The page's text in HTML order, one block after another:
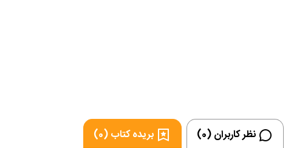
نظر کاربران (0) بریده کتاب (0)